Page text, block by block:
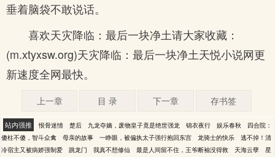
垂着脑袋不敢说话。
喜欢天灾降临：最后一块净土请大家收藏：
(m.xtyxsw.org)天灾降临：最后一块净土天悦小说网更
新速度全网最快。
上一章 目 录 下一章 存书签
站内强推 恨骨迷情 楚后 九龙夺嫡，废物皇子竟是绝世强龙 锦衣夜行 娱乐春秋
四合院：
傻柱不傻，智斗众禽
母亲的故事 一睁眼，被偏执太子强行抱回东宫 龙骑士的快乐
逃不掉！清
冷宿主又被病娇强制爱
跳龙门 我真不想修仙 最是人间留不住，王爷断袖没得救 天海云孽
星